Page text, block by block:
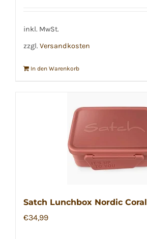
€289,99
inkl. MwSt.
zzgl. Versandkosten
In den Warenkorb
Satch Lunchbox Nordic Coral
€34,99